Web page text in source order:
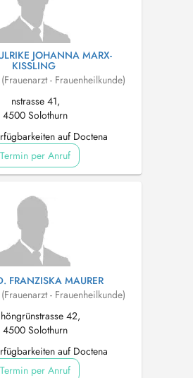
JOHANNA MARX-
KISSLING
- Frauenheilkunde)
nstrasse 41,
4500 Solothurn
auf Doctena
Termin per Anruf
FRANZISKA MAURER
- Frauenheilkunde)
42,
4500 Solothurn
auf Doctena
Termin per Anruf